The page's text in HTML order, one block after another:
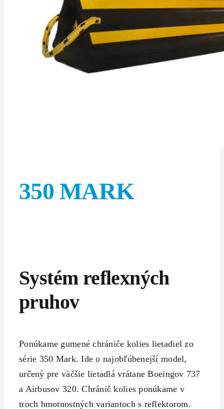
350 MARK
Systém reflexných
pruhov
Ponúkame gumené chrániče kolies lietadiel zo
série 350 Mark. Ide o najobľúbenejší model,
určený pre väčšie lietadlá vrátane Boeingov 737
a Airbusov 320. Chránič kolies ponúkame v
troch hmotnostných variantoch s reflektorom.